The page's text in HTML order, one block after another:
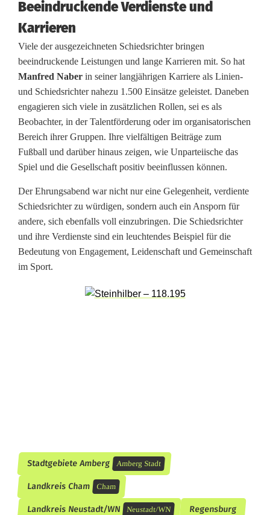
L
e
i
d
e
n
s
c
h
a
f
Beeindruckende Verdienste und
Karrieren
Viele der ausgezeichneten Schiedsrichter bringen
beeindruckende Leistungen und lange Karrieren mit. So hat
Manfred Naber in seiner langjährigen Karriere als Linien-
und Schiedsrichter nahezu 1.500 Einsätze geleistet. Daneben
engagieren sich viele in zusätzlichen Rollen, sei es als
Beobachter, in der Talentförderung oder im organisatorischen
Bereich ihrer Gruppen. Ihre vielfältigen Beiträge zum
Fußball und darüber hinaus zeigen, wie Unparteiische das
Spiel und die Gesellschaft positiv beeinflussen können.
Der Ehrungsabend war nicht nur eine Gelegenheit, verdiente
Schiedsrichter zu würdigen, sondern auch ein Ansporn für
andere, sich ebenfalls voll einzubringen. Die Schiedsrichter
und ihre Verdienste sind ein leuchtendes Beispiel für die
Bedeutung von Engagement, Leidenschaft und Gemeinschaft
im Sport.
Stadtgebiete Amberg Amberg Stadt
Landkreis Cham Cham
Landkreis Neustadt/WN Neustadt/WN Regensburg